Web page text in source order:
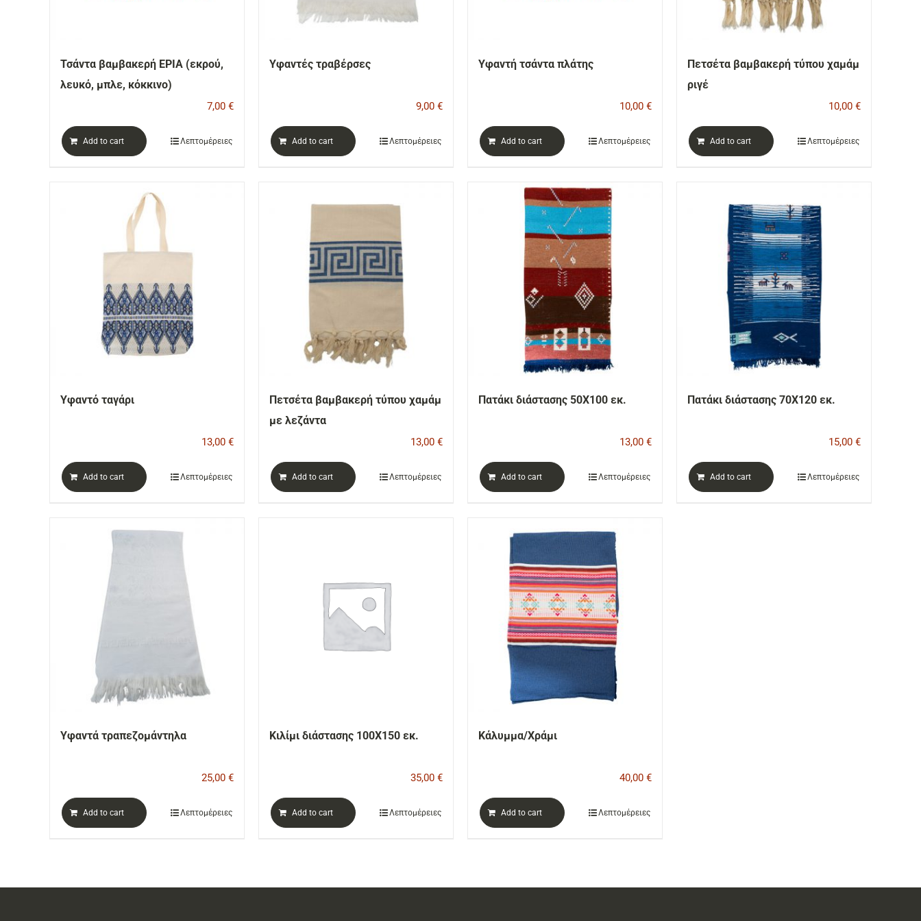
Τσάντα βαμβακερή ΕΡΙΑ (εκρού,
λευκό, μπλε, κόκκινο)
7,00 €
Add to cart Λεπτομέρειες
Υφαντές τραβέρσες
9,00 €
Add to cart Λεπτομέρειες
Υφαντή τσάντα πλάτης
10,00 €
Add to cart Λεπτομέρειες
Πετσέτα βαμβακερή τύπου χαμάμ
ριγέ
10,00 €
Add to cart Λεπτομέρειες
Υφαντό ταγάρι
13,00 €
Add to cart Λεπτομέρειες
Πετσέτα βαμβακερή τύπου χαμάμ
με λεζάντα
13,00 €
Add to cart Λεπτομέρειες
Πατάκι διάστασης 50Χ100 εκ.
13,00 €
Add to cart Λεπτομέρειες
Πατάκι διάστασης 70Χ120 εκ.
15,00 €
Add to cart Λεπτομέρειες
Υφαντά τραπεζομάντηλα
25,00 €
Add to cart Λεπτομέρειες
Κιλίμι διάστασης 100Χ150 εκ.
35,00 €
Add to cart Λεπτομέρειες
Κάλυμμα/Χράμι
40,00 €
Add to cart Λεπτομέρειες